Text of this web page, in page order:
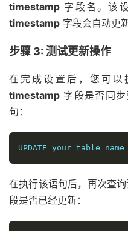
timestamp 字段名。该
timestamp 字段会自动更
步骤 3: 测试更新操作
在完成设置后，您可
timestamp 字段是否同
句：
UPDATE
在执行该语句后，再次查
段是否已经更新：